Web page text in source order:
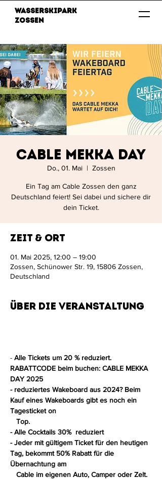
Wasserskipark
Zossen
Cable Mekka Day
Do., 01. Mai
  |
Zossen
Ein Tag am Cable Zossen den ganz
Deutschland feiert! Sei dabei und sichere dir
dein Ticket.
Zeit & Ort
01. Mai 2025, 12:00 – 19:00
Zossen, Schünower Str. 19, 15806 Zossen,
Deutschland
Über die Veranstaltung
- Alle Tickets um 20 % reduziert.
RABATTCODE beim buchen: CABLE MEKKA
DAY 2025
- reduziertes Wakeboard aus 2024? Beim
Kauf eines Wakeboards gibt es noch ein
Tagesticket on
   Top.
- Alle Cocktails 30%  reduziert
- Jeder mit gültigem Ticket für den heutigen
Tag, bekommt 50% Rabatt für die
Übernachtung am
   Cable im eigenen Auto, Camper oder Zelt.